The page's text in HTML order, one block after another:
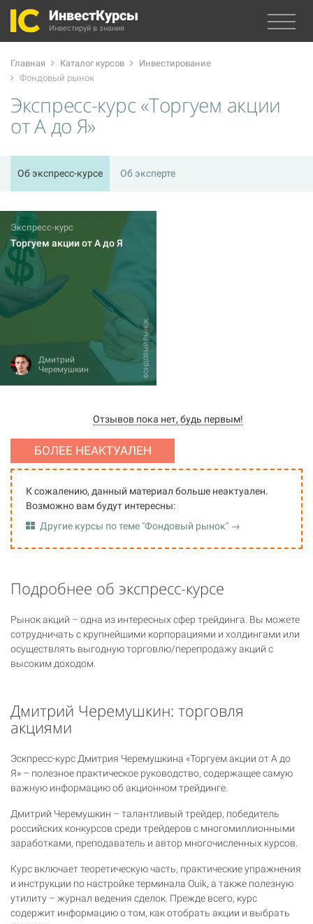
ИнвестКурсы
Инвестируй в знания
Главная Каталог курсов
Инвестирование
Фондовый рынок
Экспресс-курс «Торгуем акции
от А до Я»
Об экспресс-курсе Об эксперте
ФОНДОВЫЙ РЫНОК
Экспресс-курс
Торгуем акции от А до Я
Дмитрий
Черемушкин
Отзывов пока нет, будь первым!
БОЛЕЕ НЕАКТУАЛЕН
К сожалению, данный материал больше неактуален.
Возможно вам будут интересны:
Другие курсы по теме "Фондовый рынок" →
Подробнее об экспресс-курсе
Рынок акций – одна из интересных сфер трейдинга. Вы можете
сотрудничать с крупнейшими корпорациями и холдингами или
осуществлять выгодную торговлю/перепродажу акций с
высоким доходом.
Дмитрий Черемушкин: торговля
акциями
Эскпресс-курс Дмитрия Черемушкина «Торгуем акции от А до
Я» – полезное практическое руководство, содержащее самую
важную информацию об акционном трейдинге.
Дмитрий Черемушкин – талантливый трейдер, победитель
российских конкурсов среди трейдеров с многомиллионными
заработками, преподаватель и автор многочисленных курсов.
Курс включает теоретическую часть, практические упражнения
и инструкции по настройке терминала Ouik, а также полезную
утилиту – журнал ведения сделок. Прежде всего, курс
содержит информацию о том, как отобрать акции и выбрать